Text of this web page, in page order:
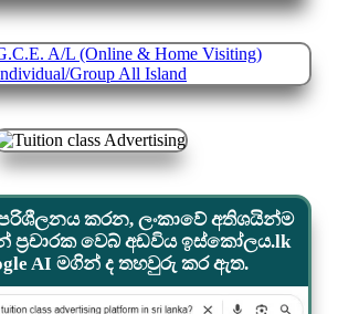
කරන, ලංකාවේ අතිශයින්ම
ප්‍රචාරක වෙබ් අඩවිය ඉස්කෝලය.lk
AI මගින් ද තහවුරු කර ඇත.